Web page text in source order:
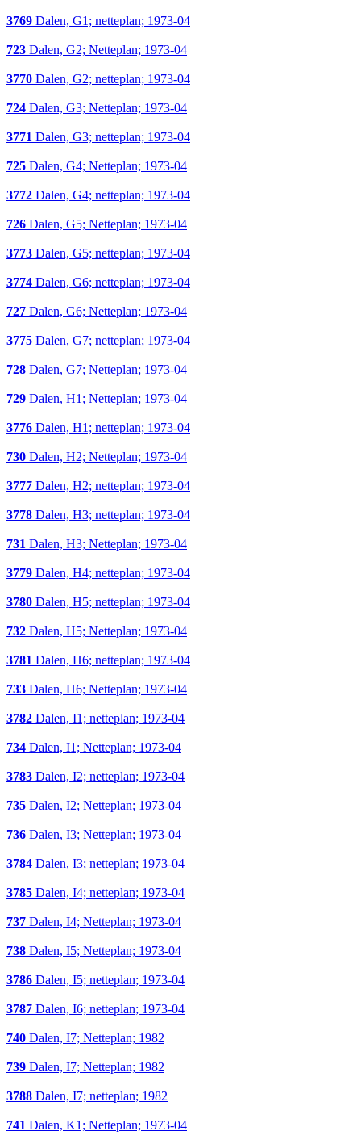
3769 Dalen, G1; netteplan; 1973-04
723 Dalen, G2; Netteplan; 1973-04
3770 Dalen, G2; netteplan; 1973-04
724 Dalen, G3; Netteplan; 1973-04
3771 Dalen, G3; netteplan; 1973-04
725 Dalen, G4; Netteplan; 1973-04
3772 Dalen, G4; netteplan; 1973-04
726 Dalen, G5; Netteplan; 1973-04
3773 Dalen, G5; netteplan; 1973-04
3774 Dalen, G6; netteplan; 1973-04
727 Dalen, G6; Netteplan; 1973-04
3775 Dalen, G7; netteplan; 1973-04
728 Dalen, G7; Netteplan; 1973-04
729 Dalen, H1; Netteplan; 1973-04
3776 Dalen, H1; netteplan; 1973-04
730 Dalen, H2; Netteplan; 1973-04
3777 Dalen, H2; netteplan; 1973-04
3778 Dalen, H3; netteplan; 1973-04
731 Dalen, H3; Netteplan; 1973-04
3779 Dalen, H4; netteplan; 1973-04
3780 Dalen, H5; netteplan; 1973-04
732 Dalen, H5; Netteplan; 1973-04
3781 Dalen, H6; netteplan; 1973-04
733 Dalen, H6; Netteplan; 1973-04
3782 Dalen, I1; netteplan; 1973-04
734 Dalen, I1; Netteplan; 1973-04
3783 Dalen, I2; netteplan; 1973-04
735 Dalen, I2; Netteplan; 1973-04
736 Dalen, I3; Netteplan; 1973-04
3784 Dalen, I3; netteplan; 1973-04
3785 Dalen, I4; netteplan; 1973-04
737 Dalen, I4; Netteplan; 1973-04
738 Dalen, I5; Netteplan; 1973-04
3786 Dalen, I5; netteplan; 1973-04
3787 Dalen, I6; netteplan; 1973-04
740 Dalen, I7; Netteplan; 1982
739 Dalen, I7; Netteplan; 1982
3788 Dalen, I7; netteplan; 1982
741 Dalen, K1; Netteplan; 1973-04